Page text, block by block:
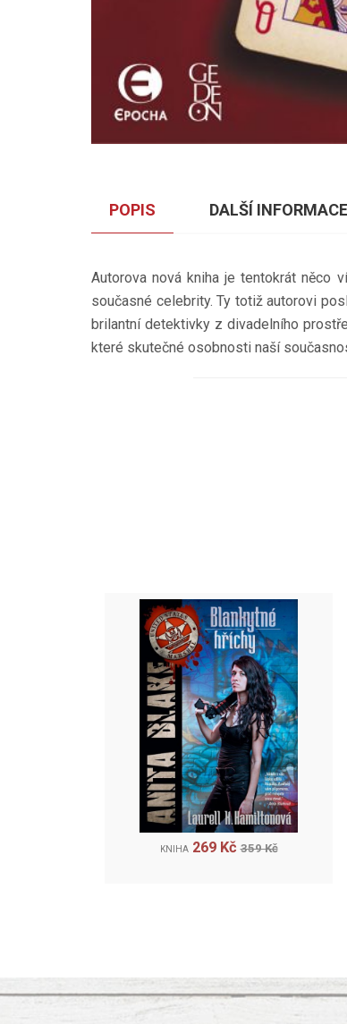
POPIS DALŠÍ INFORMACE
Autorova nová kniha je tentokrát něco
současné celebrity. Ty totiž autorovi
brilantní detektivky z divadelního
které skutečné osobnosti naší
KNIHA 269 Kč 359 Kč